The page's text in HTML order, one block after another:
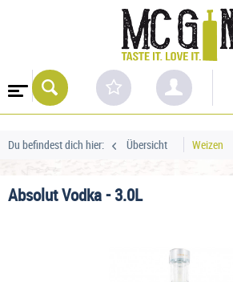
Du befindest dich hier: Übersicht Weizen
Absolut Vodka - 3.0L